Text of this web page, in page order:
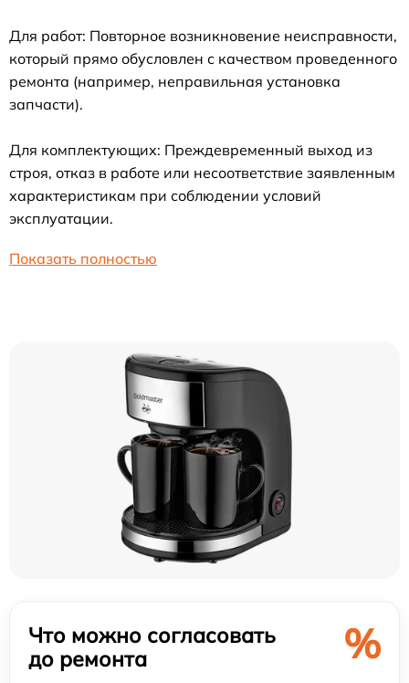
Для работ: Повторное возникновение неисправности,
который прямо обусловлен с качеством проведенного
ремонта (например, неправильная установка
запчасти).
Для комплектующих: Преждевременный выход из
строя, отказ в работе или несоответствие заявленным
характеристикам при соблюдении условий
эксплуатации.
Показать полностью
Что можно согласовать
до ремонта
%